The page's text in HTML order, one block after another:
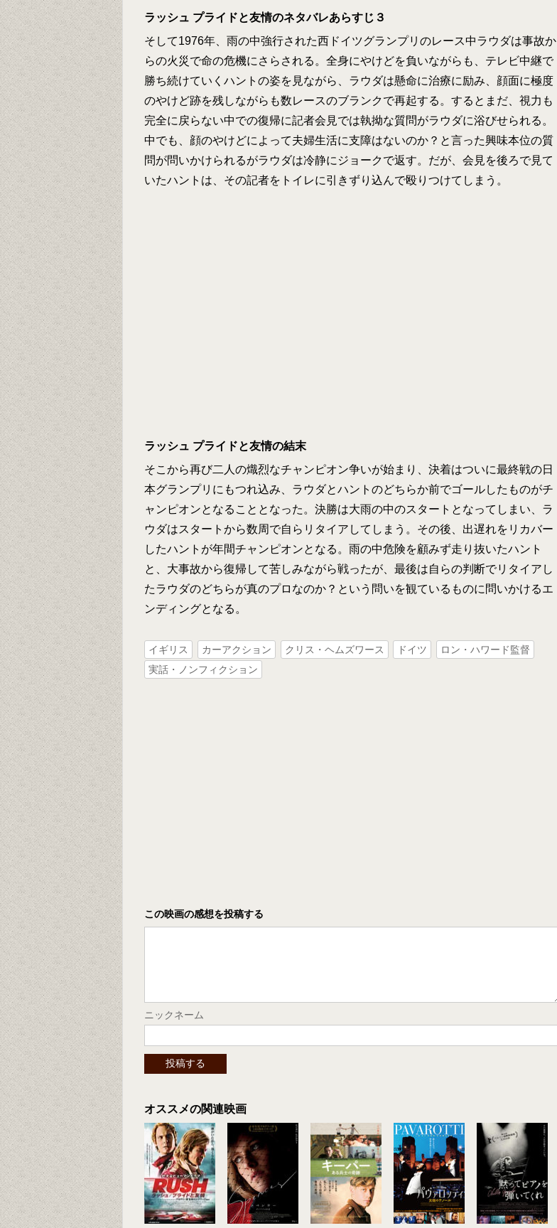
ラッシュ プライドと友情のネタバレあらすじ３
そして1976年、雨の中強行された西ドイツグランプリのレース中ラウダは事故か
らの火災で命の危機にさらされる。全身にやけどを負いながらも、テレビ中継で
勝ち続けていくハントの姿を見ながら、ラウダは懸命に治療に励み、顔面に極度
のやけど跡を残しながらも数レースのブランクで再起する。するとまだ、視力も
完全に戻らない中での復帰に記者会見では執拗な質問がラウダに浴びせられる。
中でも、顔のやけどによって夫婦生活に支障はないのか？と言った興味本位の質
問が問いかけられるがラウダは冷静にジョークで返す。だが、会見を後ろで見て
いたハントは、その記者をトイレに引きずり込んで殴りつけてしまう。
ラッシュ プライドと友情の結末
そこから再び二人の熾烈なチャンピオン争いが始まり、決着はついに最終戦の日
本グランプリにもつれ込み、ラウダとハントのどちらか前でゴールしたものがチ
ャンピオンとなることとなった。決勝は大雨の中のスタートとなってしまい、ラ
ウダはスタートから数周で自らリタイアしてしまう。その後、出遅れをリカバー
したハントが年間チャンピオンとなる。雨の中危険を顧みず走り抜いたハント
と、大事故から復帰して苦しみながら戦ったが、最後は自らの判断でリタイアし
たラウダのどちらが真のプロなのか？という問いを観ているものに問いかけるエ
ンディングとなる。
イギリス カーアクション クリス・ヘムズワース ドイツ
ロン・ハワード監督
実話・ノンフィクション
この映画の感想を投稿する
ニックネーム
オススメの関連映画